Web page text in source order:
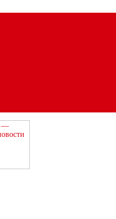
в Тульской области на сайте